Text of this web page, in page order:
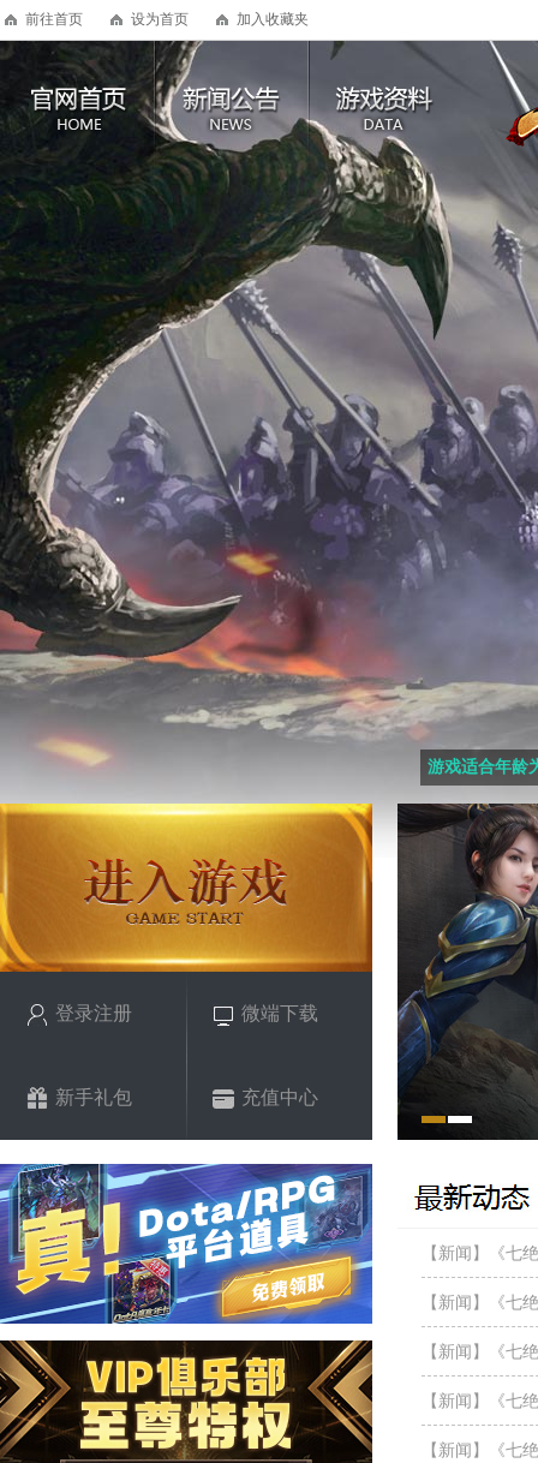
前往首页 设为首页 加入收藏夹
游戏适合年龄
登录注册 微端下载
新手礼包 充值中心
【新闻】《七
【新闻】《七
【新闻】《七
【新闻】《七
【新闻】《七